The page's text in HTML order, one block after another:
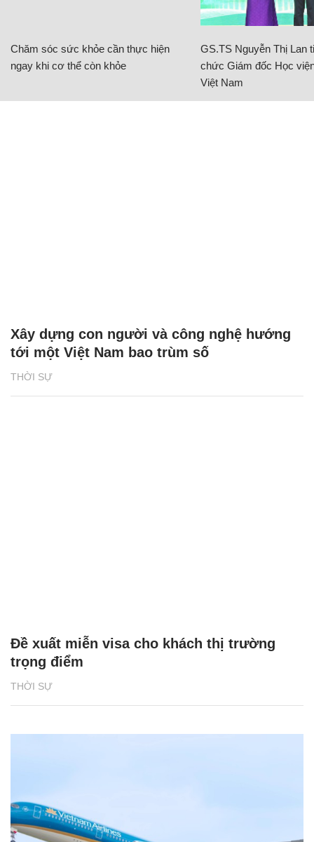
Chăm sóc sức khỏe cần thực hiện
ngay khi cơ thể còn khỏe
GS.TS Nguyễn Thị Lan
chức Giám đốc Học
Việt Nam
THỜI SỰ
Xây dựng con người và công nghệ hướng
tới một Việt Nam bao trùm số
THỜI SỰ
Đề xuất miễn visa cho khách thị trường
trọng điểm